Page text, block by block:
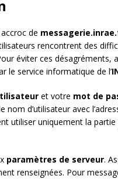
de
rencontrent des
éviter ces désagréments,
le service informatique de l’
et votre mot de
d’utilisateur avec
utiliser uniquement la
paramètres de serveur.
renseignées. Pour